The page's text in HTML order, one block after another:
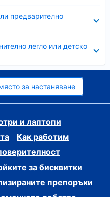
предварително
легло или детско
за настаняване
и лаптопи
Как работим
за бисквитки
препоръки